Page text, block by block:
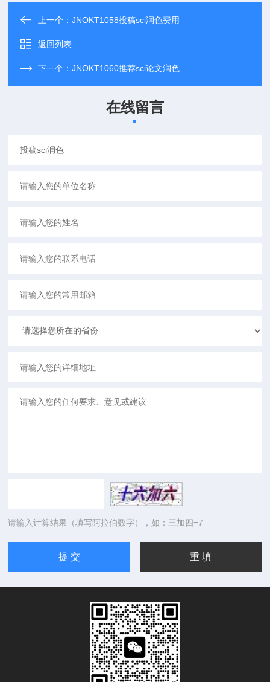
上一个：JNOKT1058投稿sci润色费用
返回列表
下一个：JNOKT1060推荐sci论文润色
在线留言
请输入计算结果（填写阿拉伯数字），如：三加四=7